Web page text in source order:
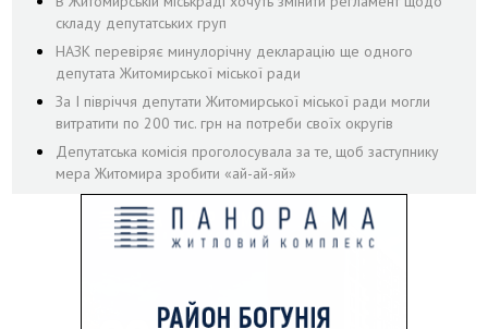
складу депутатських груп
НАЗК перевіряє минулорічну декларацію ще одного
депутата Житомирської міської ради
За І півріччя депутати Житомирської міської ради могли
витратити по 200 тис. грн на потреби своїх округів
Депутатська комісія проголосувала за те, щоб заступнику
мера Житомира зробити «ай-ай-яй»